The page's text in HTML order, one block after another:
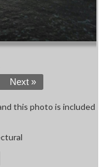
Next »
this photo is included